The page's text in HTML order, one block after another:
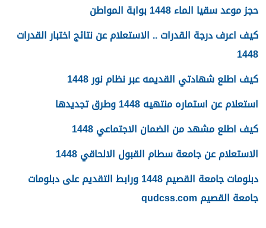
حجز موعد سقيا الماء 1448 بوابة المواطن
كيف اعرف درجة القدرات .. الاستعلام عن نتائج اختبار القدرات
1448
كيف اطلع شهادتي القديمه عبر نظام نور 1448
استعلام عن استماره منتهيه 1448 وطرق تجديدها
كيف اطلع مشهد من الضمان الاجتماعي 1448
الاستعلام عن جامعة سطام القبول الالحاقي 1448
دبلومات جامعة القصيم 1448 ورابط التقديم على دبلومات
جامعة القصيم qudcss.com